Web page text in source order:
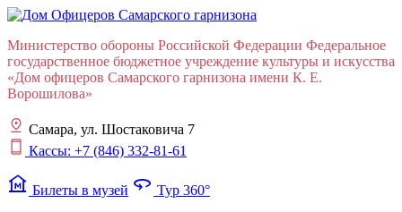
Министерство обороны Российской Федерации Федеральное
государственное бюджетное учреждение культуры и искусства
«Дом офицеров Cамарского гарнизона имени К. Е.
Ворошилова»
Самара, ул. Шостаковича 7
Кассы: +7 (846) 332-81-61
museum Билеты в музей 360 Тур 360°